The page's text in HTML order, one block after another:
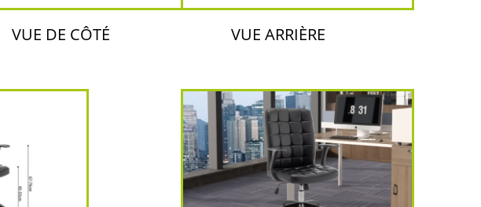
VUE DE CÔTÉ VUE ARRIÈRE